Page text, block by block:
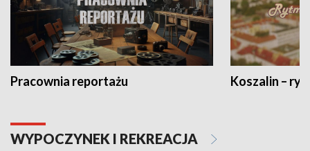
Pracownia reportażu Koszalin –
WYPOCZYNEK I REKREACJA